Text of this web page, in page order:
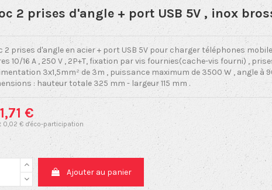
2 prises d'angle + port USB 5V , inox
2 prises d'angle en acier + port USB 5V pour charger téléphones
10/16 A , 250 V , 2P+T, fixation par vis fournies(cache-vis fourni) ,
3x1,5mm² de 3m , puissance maximum de 3500 W , angle à
: hauteur totale 325 mm - largeur 115 mm .
€
0,02 € d'éco-participation
Ajouter au panier